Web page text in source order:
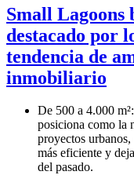
Small
destacado por
tendencia de
inmobiliario
De 500 a 4.000
posiciona como la
proyectos
más eficiente y
del pasado.